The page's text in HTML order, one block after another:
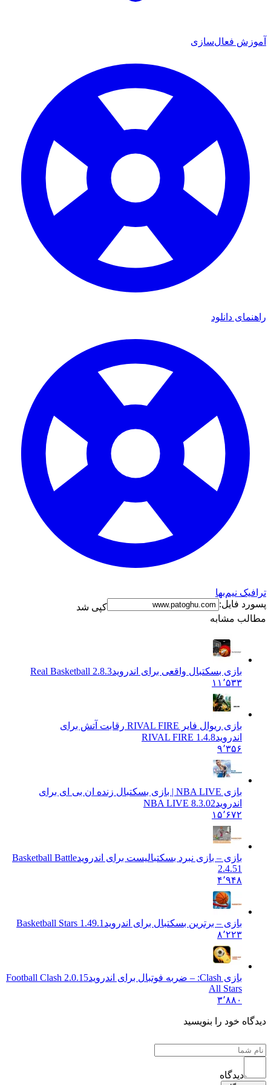
فعال‌سازی
دانلود
نیم‌بها
فایل:
کپی شد
مشابه
بازی بسکتبال واقعی برای اندروید 2.8.3 Real Basketball
۱۱٬۵۳۳
بازی ریوال فایر RIVAL FIRE رقابت آتش برای
RIVAL FIRE 1.4.8
بازی NBA LIVE | بازی بسکتبال زنده ان بی ای برای
NBA LIVE 8.3.02
۱۵٬۶۷۲
بازی – بازی نبرد بسکتبالیست برای اندروید Basketball Battle
بازی – برترین بسکتبال برای اندروید 1.49.1 Basketball Stars
2.0.15 Football Clash
All Stars
خود را بنویسید